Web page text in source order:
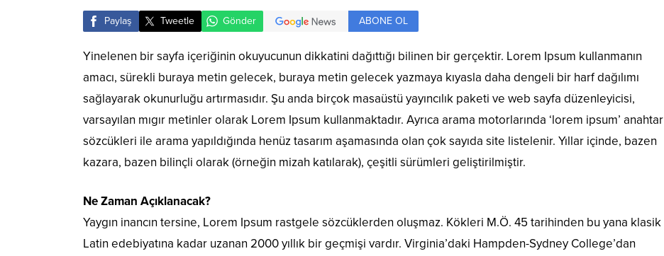
Paylaş Tweetle Gönder ABONE OL
Yinelenen bir sayfa içeriğinin okuyucunun dikkatini dağıttığı bilinen bir gerçektir. Lorem Ipsum kullanmanın
amacı, sürekli buraya metin gelecek, buraya metin gelecek yazmaya kıyasla daha dengeli bir harf dağılımı
sağlayarak okunurluğu artırmasıdır. Şu anda birçok masaüstü yayıncılık paketi ve web sayfa düzenleyicisi,
varsayılan mıgır metinler olarak Lorem Ipsum kullanmaktadır. Ayrıca arama motorlarında ‘lorem ipsum’ anahtar
sözcükleri ile arama yapıldığında henüz tasarım aşamasında olan çok sayıda site listelenir. Yıllar içinde, bazen
kazara, bazen bilinçli olarak (örneğin mizah katılarak), çeşitli sürümleri geliştirilmiştir.
Ne Zaman Açıklanacak?
Yaygın inancın tersine, Lorem Ipsum rastgele sözcüklerden oluşmaz. Kökleri M.Ö. 45 tarihinden bu yana klasik
Latin edebiyatına kadar uzanan 2000 yıllık bir geçmişi vardır. Virginia’daki Hampden-Sydney College’dan